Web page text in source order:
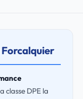
classe DPE la